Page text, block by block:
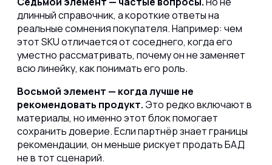
длинный справочник, а короткие ответы на
реальные сомнения покупателя. Например: чем
этот SKU отличается от соседнего, когда его
уместно рассматривать, почему он не заменяет
всю линейку, как понимать его роль.
Восьмой элемент — когда лучше не
рекомендовать продукт. Это редко включают в
материалы, но именно этот блок помогает
сохранить доверие. Если партнёр знает границы
рекомендации, он меньше рискует продать БАД
не в тот сценарий.